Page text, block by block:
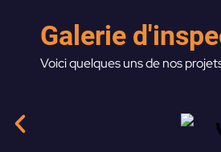
Galerie
Voici quelques uns de nos